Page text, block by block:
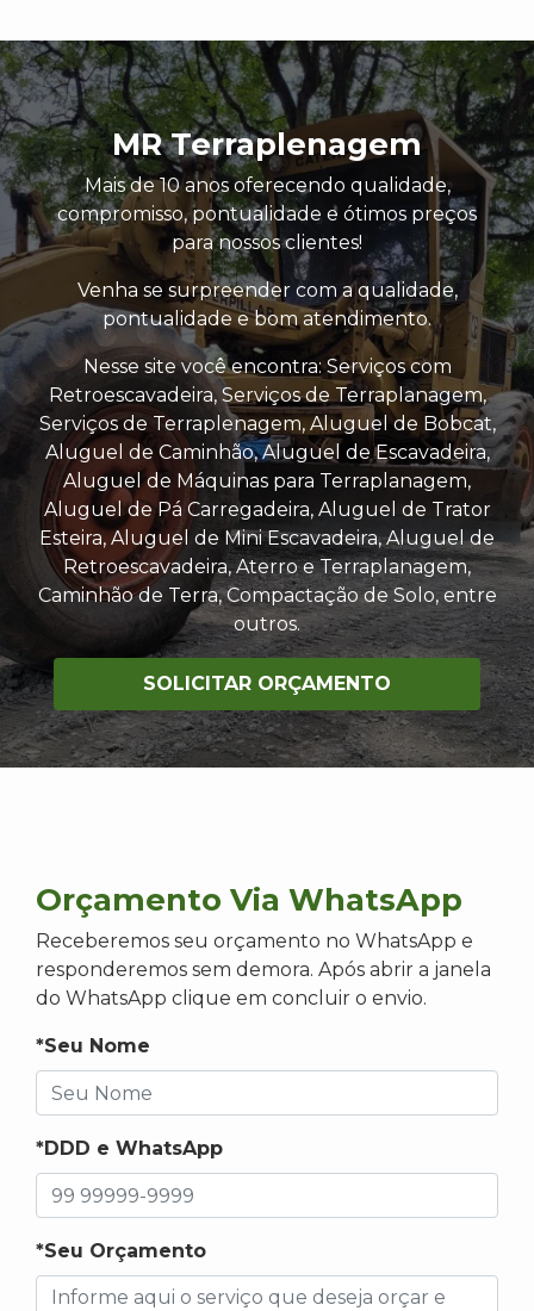
MR Terraplenagem
Mais de 10 anos oferecendo qualidade,
compromisso, pontualidade e ótimos preços
para nossos clientes!
Venha se surpreender com a qualidade,
pontualidade e bom atendimento.
Nesse site você encontra: Serviços com
Retroescavadeira, Serviços de Terraplanagem,
Serviços de Terraplenagem, Aluguel de Bobcat,
Aluguel de Caminhão, Aluguel de Escavadeira,
Aluguel de Máquinas para Terraplanagem,
Aluguel de Pá Carregadeira, Aluguel de Trator
Esteira, Aluguel de Mini Escavadeira, Aluguel de
Retroescavadeira, Aterro e Terraplanagem,
Caminhão de Terra, Compactação de Solo, entre
outros.
SOLICITAR ORÇAMENTO
Orçamento Via WhatsApp
Receberemos seu orçamento no WhatsApp e
responderemos sem demora. Após abrir a janela
do WhatsApp clique em concluir o envio.
*Seu Nome
*DDD e WhatsApp
*Seu Orçamento